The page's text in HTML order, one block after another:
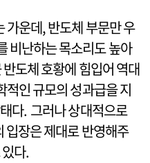
가운데, 반도체 부문만 우
비난하는 목소리도 높아
도체 호황에 힘입어 역대
적인 규모의 성과급을 지
다. 그러나 상대적으로
입장은 제대로 반영해주
다.